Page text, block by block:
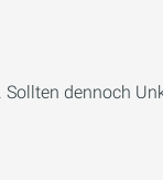
dennoch